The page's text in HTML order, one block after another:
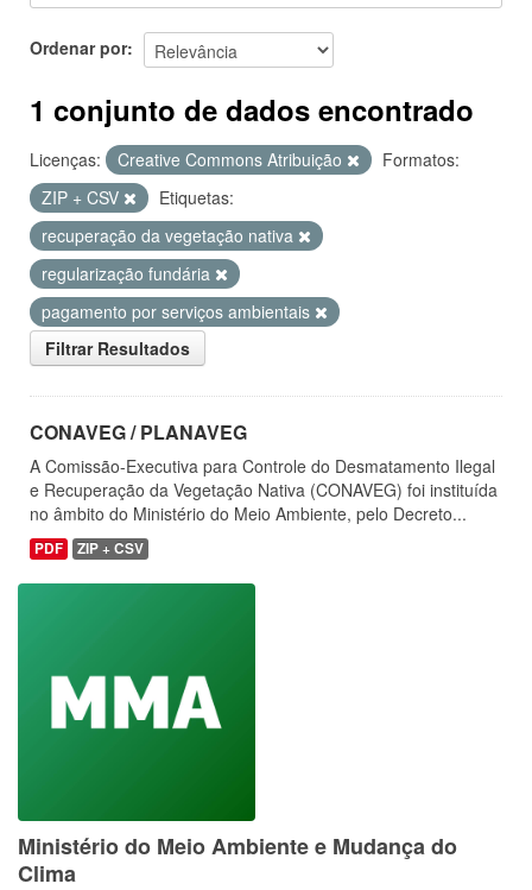
Ordenar por
1 conjunto de dados encontrado
Licenças: Creative Commons Atribuição
Formatos:
ZIP + CSV
Etiquetas:
recuperação da vegetação nativa
regularização fundária
pagamento por serviços ambientais
Filtrar Resultados
CONAVEG / PLANAVEG
A Comissão-Executiva para Controle do Desmatamento Ilegal
e Recuperação da Vegetação Nativa (CONAVEG) foi instituída
no âmbito do Ministério do Meio Ambiente, pelo Decreto...
PDF ZIP + CSV
Ministério do Meio Ambiente e Mudança do
Clima